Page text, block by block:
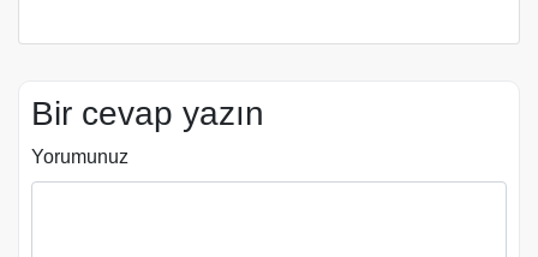
Bir cevap yazın
Yorumunuz